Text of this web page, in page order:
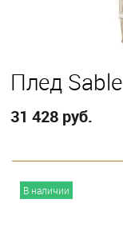
Плед Sable
31 428 руб.
В наличии